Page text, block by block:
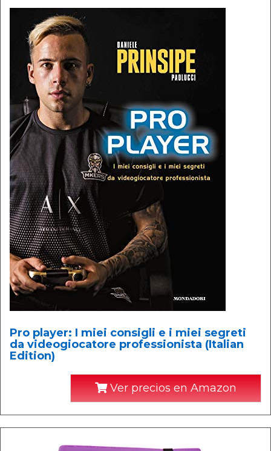
Pro player: I miei consigli e i miei segreti
da videogiocatore professionista (Italian
Edition)
Ver precios en Amazon